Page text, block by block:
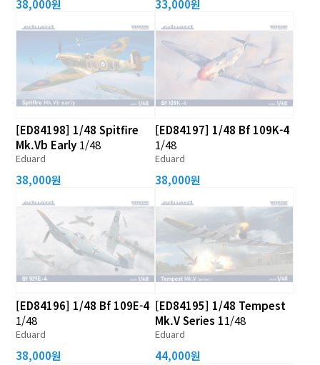
38,000원 33,000원
[ED84198] 1/48 Spitfire
Mk.Vb Early 1/48
Eduard
38,000원
[ED84197] 1/48 Bf 109K-4
1/48
Eduard
38,000원
[ED84196] 1/48 Bf 109E-4
1/48
Eduard
38,000원
[ED84195] 1/48 Tempest
Mk.V Series 11/48
Eduard
44,000원